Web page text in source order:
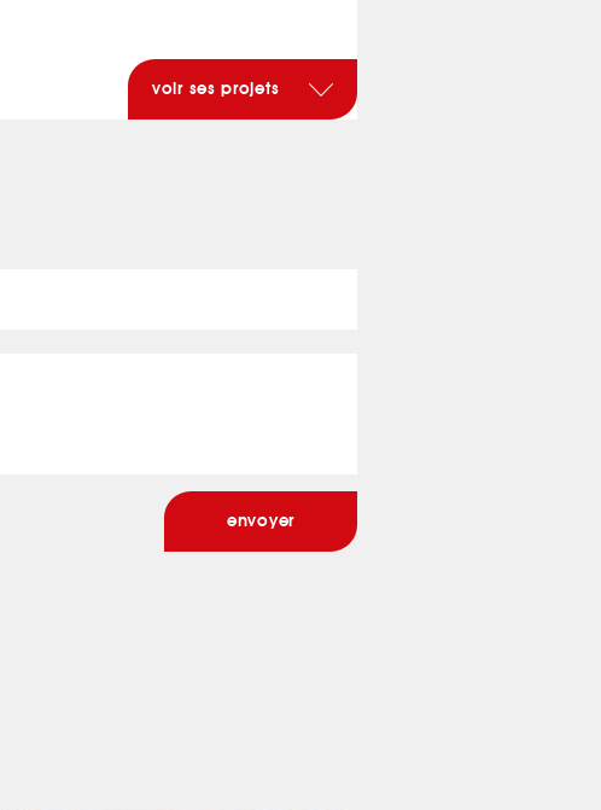
voir ses projets